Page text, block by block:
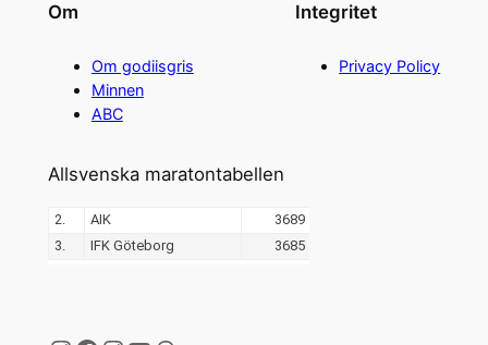
Om
Om godiisgris
Minnen
ABC
Integritet
Privacy Policy
Allsvenska maratontabellen